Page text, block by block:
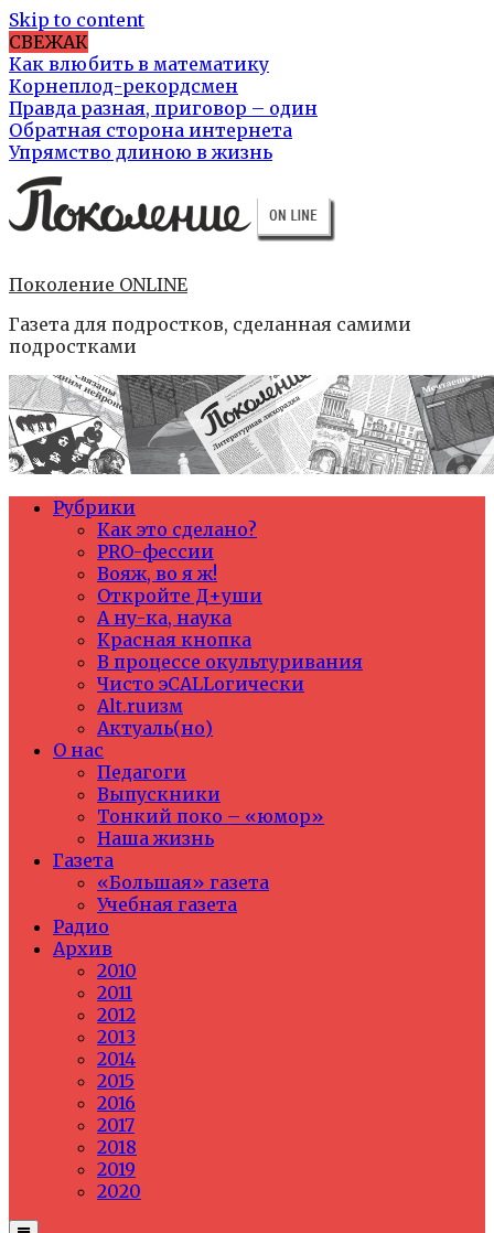
Skip to content
СВЕЖАК
Как влюбить в математику
Корнеплод-рекордсмен
Правда разная, приговор – один
Обратная сторона интернета
Упрямство длиною в жизнь
Поколение ONLINE
Газета для подростков, сделанная самими
подростками
Рубрики
Как это сделано?
PRO-фессии
Вояж, во я ж!
Откройте Д+уши
А ну-ка, наука
Красная кнопка
В процессе окультуривания
Чисто эCALLогически
Alt.ruизм
Актуаль(но)
О нас
Педагоги
Выпускники
Тонкий поко – «юмор»
Наша жизнь
Газета
«Большая» газета
Учебная газета
Радио
Архив
2010
2011
2012
2013
2014
2015
2016
2017
2018
2019
2020